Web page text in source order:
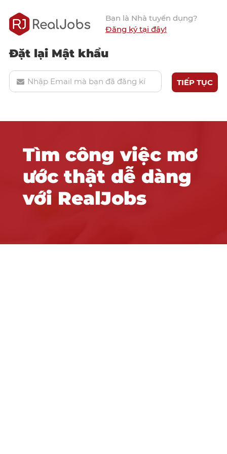
Tìm công việc mơ
ước thật dễ dàng
với RealJobs
Bạn là Nhà tuyển dụng?
Đăng ký tại đây!
Đặt lại Mật khẩu